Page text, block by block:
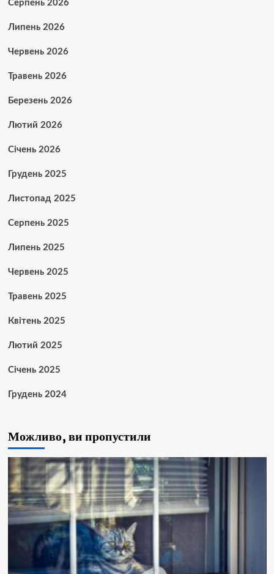
Серпень 2026
Липень 2026
Червень 2026
Травень 2026
Березень 2026
Лютий 2026
Січень 2026
Грудень 2025
Листопад 2025
Серпень 2025
Липень 2025
Червень 2025
Травень 2025
Квітень 2025
Лютий 2025
Січень 2025
Грудень 2024
Можливо, ви пропустили